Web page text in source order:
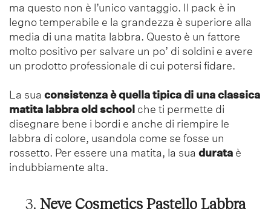
ma questo non è l’unico vantaggio. Il pack è in
legno temperabile e la grandezza è superiore alla
media di una matita labbra. Questo è un fattore
molto positivo per salvare un po’ di soldini e avere
un prodotto professionale di cui potersi fidare.
La sua consistenza è quella tipica di una classica
matita labbra old school che ti permette di
disegnare bene i bordi e anche di riempire le
labbra di colore, usandola come se fosse un
rossetto. Per essere una matita, la sua durata è
indubbiamente alta.
3. Neve Cosmetics Pastello Labbra